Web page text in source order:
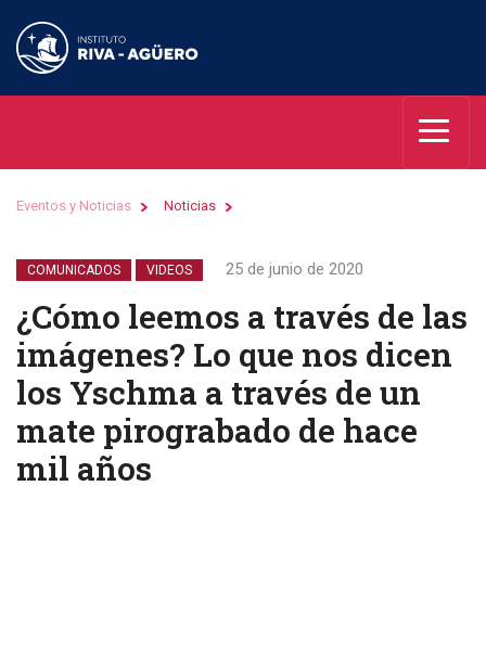
Eventos y Noticias Noticias
COMUNICADOS VIDEOS 25 de junio de 2020
¿Cómo leemos a través de las
imágenes? Lo que nos dicen
los Yschma a través de un
mate pirograbado de hace
mil años